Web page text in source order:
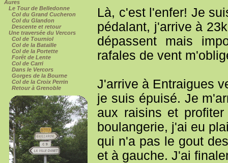
Aures
Le Tour de Belledonne
Col du Grand Cucheron
Col du Glandon
Descente et retour
Une traversée du Vercors
Col de Tourniol
Col de la Bataille
Col de la Portette
Forêt de Lente
Col de Carri
Dans le Vercors
Gorges de la Bourne
Col de la Croix Perrin
Retour à Grenoble
Là, c'est l'enfer! Je
pédalant, j'arrive à
dépassent mais
rafales de vent
J'arrive à Entraigues
je suis épuisé. Je
aux raisins et
boulangerie, j'ai eu
qui n'a pas le gout
et à gauche. J'ai